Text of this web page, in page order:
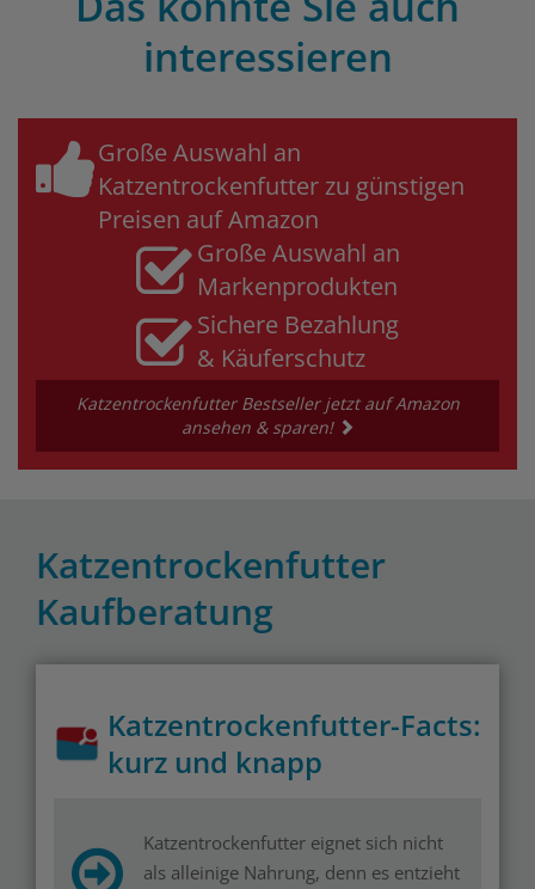
interessieren
Große Auswahl an
Katzentrockenfutter zu günstigen
Preisen auf Amazon
Große Auswahl an
Markenprodukten
Sichere Bezahlung
& Käuferschutz
Katzentrockenfutter Bestseller jetzt auf Amazon
ansehen & sparen!
Katzentrockenfutter
Kaufberatung
Katzentrockenfutter-Facts:
kurz und knapp
Katzentrockenfutter eignet sich nicht
als alleinige Nahrung, denn es entzieht